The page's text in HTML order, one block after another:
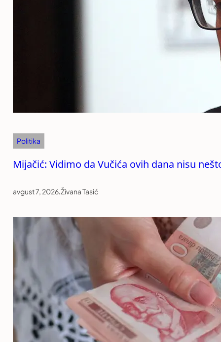
Politika
Mijačić: Vidimo da Vučića ovih dana nisu
avgust 7, 2026.Živana Tasić